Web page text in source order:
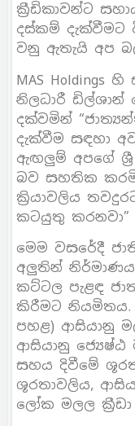
ක්‍රීඩිකාවන්ට
දස්කම් දැක්වීමට
වනු ඇතැයි අප
MAS Holdings
නිලධාරී
දක්වමින්
දැක්වීම සඳහා
ඇඟලුම් අපගේ
බව සහතික
ක්‍රියාවලිය
කටයුතු කරනවා”
මෙම වසරේදී
අලුතින්
කට්ටල පැළඳ
කිරීමට නියමිතය.
පහළ) ආසියානු
ආසියානු ජ්‍යෙෂ්ඨ
සහය දිවීමේ
ශූරතාවලිය,
ලෝක මලල